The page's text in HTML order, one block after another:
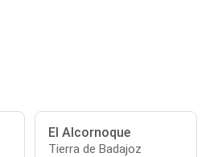
El Alcornoque
Tierra de Badajoz